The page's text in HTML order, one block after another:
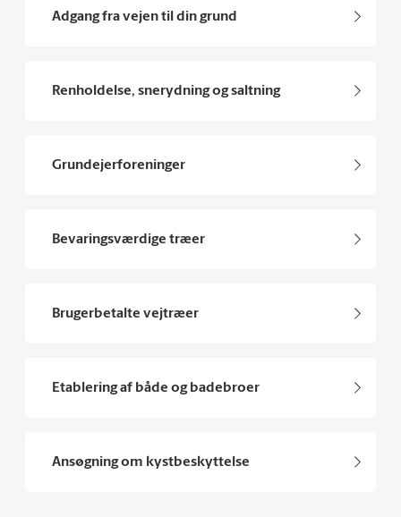
Adgang fra vejen til din grund
Renholdelse, snerydning og saltning
Grundejerforeninger
Bevaringsværdige træer
Brugerbetalte vejtræer
Etablering af både og badebroer
Ansøgning om kystbeskyttelse